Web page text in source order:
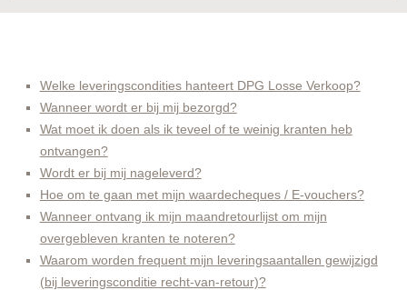
Welke leveringscondities hanteert DPG Losse Verkoop?
Wanneer wordt er bij mij bezorgd?
Wat moet ik doen als ik teveel of te weinig kranten heb
ontvangen?
Wordt er bij mij nageleverd?
Hoe om te gaan met mijn waardecheques / E-vouchers?
Wanneer ontvang ik mijn maandretourlijst om mijn
overgebleven kranten te noteren?
Waarom worden frequent mijn leveringsaantallen gewijzigd
(bij leveringsconditie recht-van-retour)?